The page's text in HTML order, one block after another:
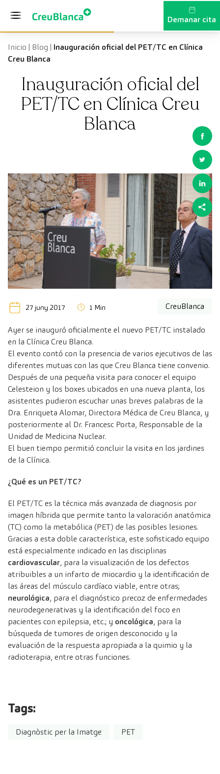
Demanar cita
Inicio | Blog | Inauguración oficial del PET/TC en Clínica
Creu Blanca
Inauguración oficial del
PET/TC en Clínica Creu
Blanca
27 juny 2017 1 Min CreuBlanca
Ayer se inauguró oficialmente el nuevo PET/TC instalado
en la Clínica Creu Blanca.
El evento contó con la presencia de varios ejecutivos de las
diferentes mutuas con las que Creu Blanca tiene convenio.
Después de una pequeña visita para conocer el equipo
Celesteion y los boxes ubicados en una nueva planta, los
asistentes pudieron escuchar unas breves palabras de la
Dra. Enriqueta Alomar, Directora Médica de Creu Blanca, y
posteriormente al Dr. Francesc Porta, Responsable de la
Unidad de Medicina Nuclear.
El buen tiempo permitió concluir la visita en los jardines
de la Clínica.
¿Qué es un PET/TC?
El PET/TC es la técnica más avanzada de diagnosis por
imagen híbrida que permite tanto la valoración anatómica
(TC) como la metabólica (PET) de las posibles lesiones.
Gracias a esta doble característica, este sofisticado equipo
está especialmente indicado en las disciplinas
cardiovascular, para la visualización de los defectos
atribuibles a un infarto de miocardio y la identificación de
las áreas del músculo cardíaco viable, entre otras;
neurológica, para el diagnóstico precoz de enfermedades
neurodegenerativas y la identificación del foco en
pacientes con epilepsia, etc.; y oncológica, para la
búsqueda de tumores de origen desconocido y la
evaluación de la respuesta apropiada a la quimio y la
radioterapia, entre otras funciones.
Tags:
Diagnòstic per la Imatge PET